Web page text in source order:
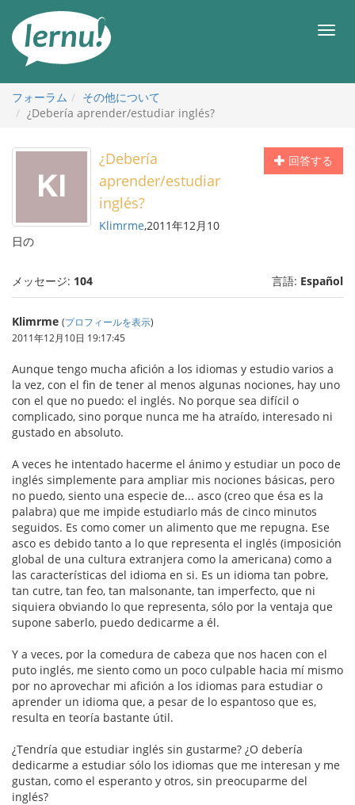
メ
フォーラム
その他について
¿Debería aprender/estudiar inglés?
回答する
¿Debería
aprender/estudiar
inglés?
Klimrme,2011年12月10
日の
メッセージ: 104 言語: Español
Klimrme (プロフィールを表示)
2011年12月10日 19:17:45
Aunque tengo mucha afición a los idiomas y estudio varios a
la vez, con el fin de tener al menos algunas nociones, hay uno
con el que no puedo: el inglés. No porque sea difícil o
complicado, sino porque nunca me ha atraído, interesado ni
gustado en absoluto.
A veces he intentado hacerme el ánimo y estudiar un poco de
inglés simplemente para ampliar mis nociones básicas, pero
no puedo, siento una especie de... asco (creo que ésa es la
palabra) que me impide estudiarlo más de cinco minutos
seguidos. Es como comer un alimento que me repugna. Ese
asco es debido tanto a lo que representa el inglés (imposición
global de una cultura extranjera como la americana) como a
las características del idioma en si. Es un idioma tan pobre,
tan cutre, tan feo, tan malsonante, tan imperfecto, que ni
siquiera obviando lo que representa, sólo por la ventaja que
supone saberlo, puedo dedicarme a él.
Y a veces, por la comedura de cabeza que nos hacen con el
puto inglés, me siento como un poco culpable hacia mí mismo
por no aprovechar mi afición a los idiomas para estudiar o
aprender un idioma que, a pesar de lo espantoso que es,
resulta en teoría bastante útil.
¿Tendría que estudiar inglés sin gustarme? ¿O debería
dedicarme a estudiar sólo los idiomas que me interesan y me
gustan, como el esperanto y otros, sin preocuparme del
inglés?